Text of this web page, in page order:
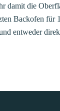
damit die
Backofen für
entweder